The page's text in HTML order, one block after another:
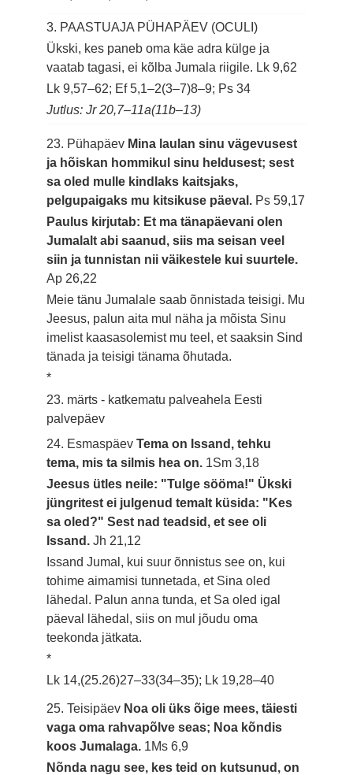
3. PAASTUAJA PÜHAPÄEV (OCULI)
Ükski, kes paneb oma käe adra külge ja
vaatab tagasi, ei kõlba Jumala riigile. Lk 9,62
Lk 9,57–62; Ef 5,1–2(3–7)8–9; Ps 34
Jutlus: Jr 20,7–11a(11b–13)
23. Pühapäev Mina laulan sinu vägevusest
ja hõiskan hommikul sinu heldusest; sest
sa oled mulle kindlaks kaitsjaks,
pelgupaigaks mu kitsikuse päeval. Ps 59,17
Paulus kirjutab: Et ma tänapäevani olen
Jumalalt abi saanud, siis ma seisan veel
siin ja tunnistan nii väikestele kui suurtele.
Ap 26,22
Meie tänu Jumalale saab õnnistada teisigi. Mu
Jeesus, palun aita mul näha ja mõista Sinu
imelist kaasasolemist mu teel, et saaksin Sind
tänada ja teisigi tänama õhutada.
*
23. märts - katkematu palveahela Eesti
palvepäev
24. EsmaspäevTema on Issand, tehku
tema, mis ta silmis hea on. 1Sm 3,18
Jeesus ütles neile: "Tulge sööma!" Ükski
jüngritest ei julgenud temalt küsida: "Kes
sa oled?" Sest nad teadsid, et see oli
Issand.Jh 21,12
Issand Jumal, kui suur õnnistus see on, kui
tohime aimamisi tunnetada, et Sina oled
lähedal. Palun anna tunda, et Sa oled igal
päeval lähedal, siis on mul jõudu oma
teekonda jätkata.
*
Lk 14,(25.26)27–33(34–35); Lk 19,28–40
25. Teisipäev Noa oli üks õige mees, täiesti
vaga oma rahvapõlve seas; Noa kõndis
koos Jumalaga. 1Ms 6,9
Nõnda nagu see, kes teid on kutsunud, on